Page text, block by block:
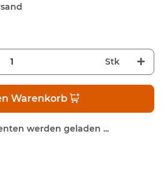
Stk
Warenkorb
werden geladen ...